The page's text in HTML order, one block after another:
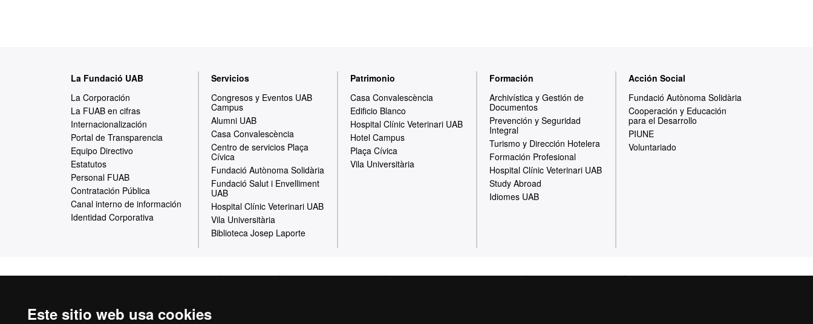
Este sitio web usa cookies
La Fundació UAB
La Corporación
La FUAB en cifras
Internacionalización
Portal de Transparencia
Equipo Directivo
Estatutos
Personal FUAB
Contratación Pública
Canal interno de información
Identidad Corporativa
Servicios
Congresos y Eventos UAB
Campus
Alumni UAB
Casa Convalescència
Centro de servicios Plaça
Cívica
Fundació Autònoma Solidària
Fundació Salut i Envelliment
UAB
Hospital Clínic Veterinari UAB
Vila Universitària
Biblioteca Josep Laporte
Patrimonio
Casa Convalescència
Edificio Blanco
Hospital Clínic Veterinari UAB
Hotel Campus
Plaça Cívica
Vila Universitària
Formación
Archivística y Gestión de
Documentos
Prevención y Seguridad
Integral
Turismo y Dirección Hotelera
Formación Profesional
Hospital Clínic Veterinari UAB
Study Abroad
Idiomes UAB
Acción Social
Fundació Autònoma Solidària
Cooperación y Educación
para el Desarrollo
PIUNE
Voluntariado